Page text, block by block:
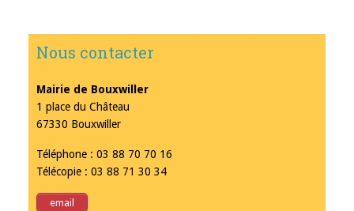
Nous contacter
Mairie de Bouxwiller
1 place du Château
67330 Bouxwiller
Téléphone : 03 88 70 70 16
Télécopie : 03 88 71 30 34
email